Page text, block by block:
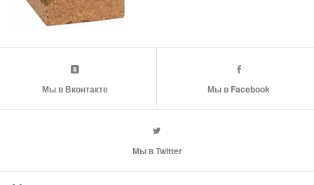
Мы в Вконтакте Мы в Facebook
Мы в Twitter